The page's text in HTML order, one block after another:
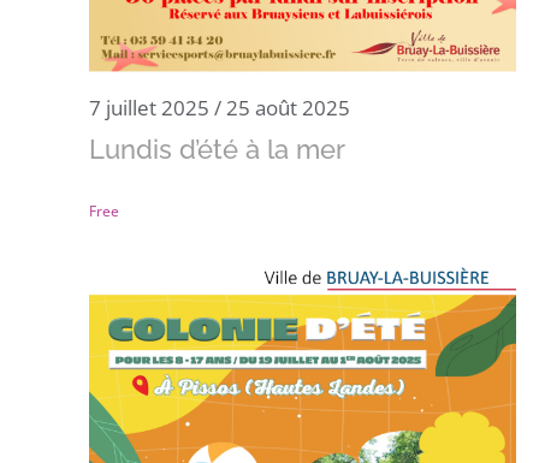
7 juillet 2025 /25 août 2025
Lundis d’été à la mer
Free